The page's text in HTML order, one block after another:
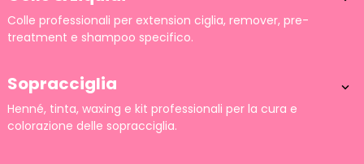
Colle professionali per extension ciglia, remover, pre-
treatment e shampoo specifico.
Sopracciglia 
Henné, tinta, waxing e kit professionali per la cura e
colorazione delle sopracciglia.